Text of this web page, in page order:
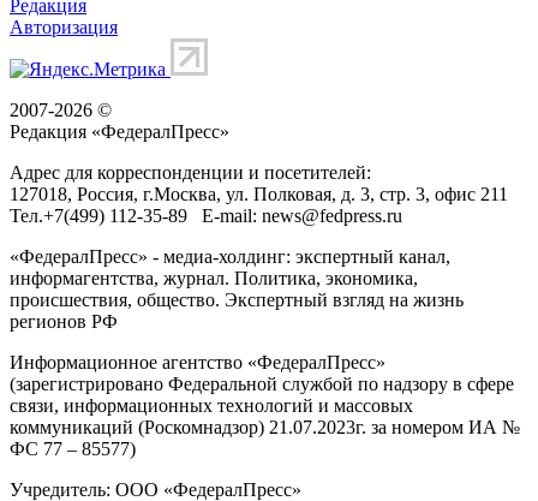
Редакция
Авторизация
2007-2026 ©
Редакция «ФедералПресс»
Адрес для корреспонденции и посетителей:
127018, Россия, г.Москва, ул. Полковая, д. 3, стр. 3, офис 211
Тел.+7(499) 112-35-89 E-mail: news@fedpress.ru
«ФедералПресс» - медиа-холдинг: экспертный канал,
информагентства, журнал. Политика, экономика,
происшествия, общество. Экспертный взгляд на жизнь
регионов РФ
Информационное агентство «ФедералПресс»
(зарегистрировано Федеральной службой по надзору в сфере
связи, информационных технологий и массовых
коммуникаций (Роскомнадзор) 21.07.2023г. за номером ИА №
ФС 77 – 85577)
Учредитель: ООО «ФедералПресс»